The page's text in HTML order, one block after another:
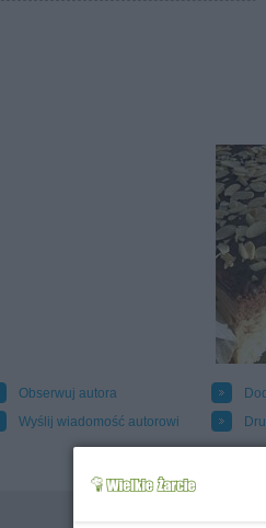
Obserwuj autora
Wyślij wiadomość autorowi